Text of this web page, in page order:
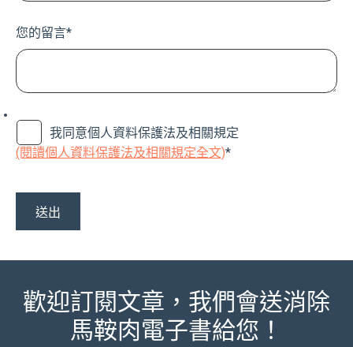
您的留言*
我同意個人資料保護法及相關規定
(閱讀個人資料保護法及相關規定全文)*
歡迎訂閱文章，我們會送消除
馬鞍肉電子書給您！